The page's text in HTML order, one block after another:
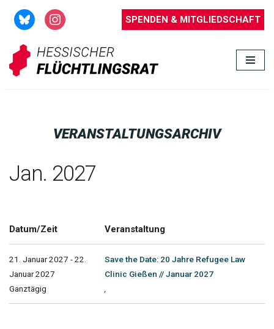
Zum
Inhalt
springen
SPENDEN & MITGLIEDSCHAFT
VERANSTALTUNGSARCHIV
Jan. 2027
Datum/Zeit Veranstaltung
21. Januar 2027 - 22.
Januar 2027
Ganztägig
Save the Date: 20 Jahre Refugee Law
Clinic Gießen // Januar 2027